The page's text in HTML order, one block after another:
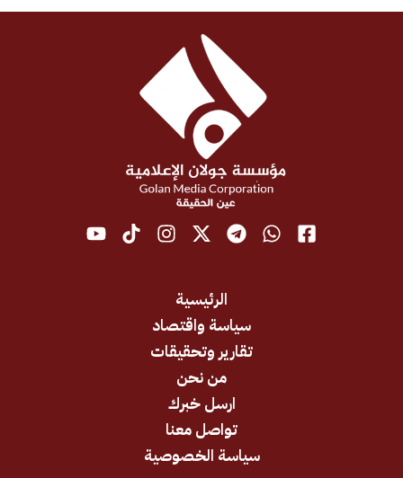
سياسة واقتصاد
تقارير وتحقيقات
ارسل خبرك
تواصل معنا
سياسة الخصوصية